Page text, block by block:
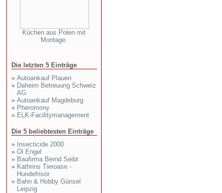
Küchen aus Polen mit
Montage.
Die letzten 5 Einträge
» Autoankauf Plauen
» Daheim Betreuung Schweiz
AG
» Autoankauf Magdeburg
» Pheromony
» ELK-Facilitymanagement
Die 5 beliebtesten Einträge
» Insecticide 2000
» Öl Engel
» Baufirma Bernd Seibt
» Kathrins Tieroase -
Hundefrisör
» Bahn & Hobby Günsel
Leipzig